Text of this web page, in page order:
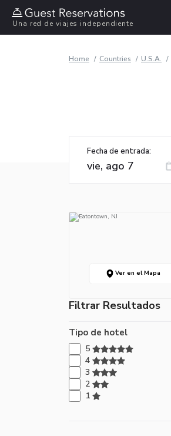
Una red de viajes independiente
Home Countries U.S.A.
Fecha de entrada:
Ver en el Mapa
Filtrar Resultados
Tipo de hotel
5
4
3
2
1